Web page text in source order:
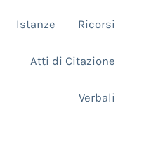
Istanze Ricorsi
Atti di Citazione
Verbali